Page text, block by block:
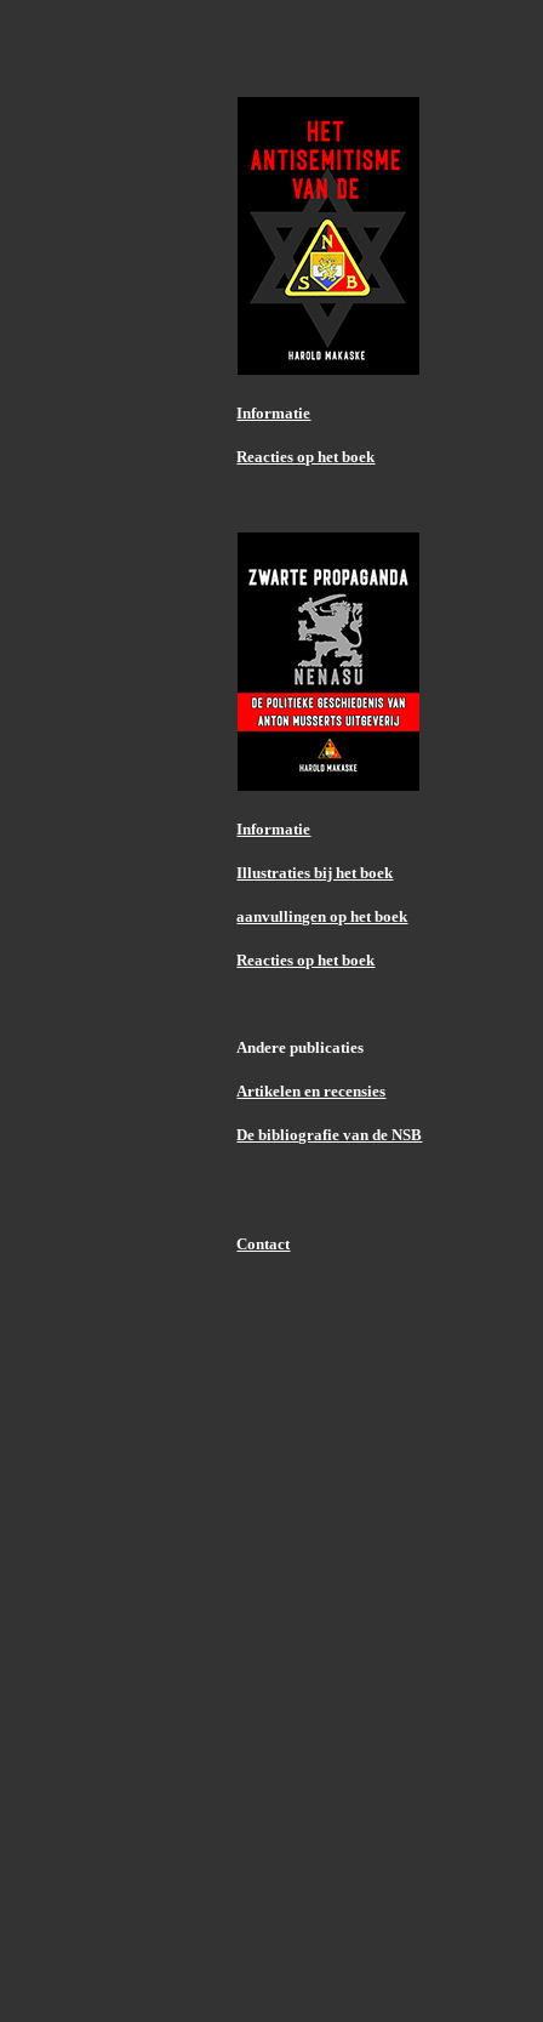
Informatie
Reacties op het boek
Informatie
Illustraties bij het boek
aanvullingen op het boek
Reacties op het boek
Andere publicaties
Artikelen en recensies
De bibliografie van de NSB
Contact